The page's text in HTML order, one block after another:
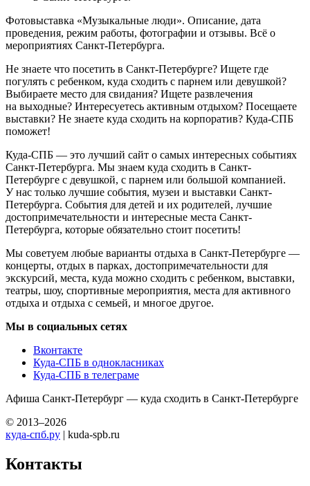
Фотовыставка «Музыкальные люди». Описание, дата
проведения, режим работы, фотографии и отзывы. Всё о
мероприятиях Санкт-Петербурга.
Не знаете что посетить в Санкт-Петербурге? Ищете где
погулять с ребенком, куда сходить с парнем или девушкой?
Выбираете место для свидания? Ищете развлечения
на выходные? Интересуетесь активным отдыхом? Посещаете
выставки? Не знаете куда сходить на корпоратив? Куда-СПБ
поможет!
Куда-СПБ — это лучший сайт о самых интересных событиях
Санкт-Петербурга. Мы знаем куда сходить в Санкт-
Петербурге с девушкой, с парнем или большой компанией.
У нас только лучшие события, музеи и выставки Санкт-
Петербурга. События для детей и их родителей, лучшие
достопримечательности и интересные места Санкт-
Петербурга, которые обязательно стоит посетить!
Мы советуем любые варианты отдыха в Санкт-Петербурге —
концерты, отдых в парках, достопримечательности для
экскурсий, места, куда можно сходить с ребенком, выставки,
театры, шоу, спортивные мероприятия, места для активного
отдыха и отдыха с семьей, и многое другое.
Мы в социальных сетях
Вконтакте
Куда-СПБ в однокласниках
Куда-СПБ в телеграме
Афиша Санкт-Петербург — куда сходить в Санкт-Петербурге
© 2013–2026
куда-спб.ру | kuda-spb.ru
Контакты